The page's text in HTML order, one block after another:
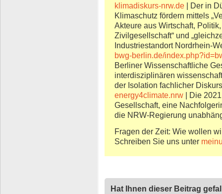
klimadiskurs-nrw.de | Der in
Klimaschutz fördern mittels
Akteure aus Wirtschaft,
Zivilgesellschaft“ und
Industriestandort Nordrhein-
bwg-berlin.de/
Berliner Wissenschaftliche
interdisziplinären
der Isolation fachlicher
energy4climate.nrw | Die
Gesellschaft, eine
die NRW-Regierung
Fragen der Zeit: Wie wollen
Schreiben Sie uns unter
Hat Ihnen dieser Beitrag